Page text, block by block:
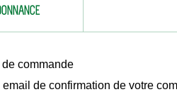
commande
de confirmation de votre